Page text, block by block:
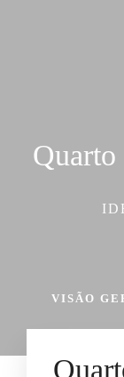
Quarto
VISÃO